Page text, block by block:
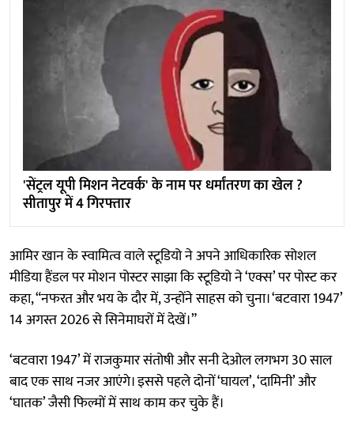
'सेंट्रल यूपी मिशन नेटवर्क' के नाम पर धर्मांतरण का खेल ?
सीतापुर में 4 गिरफ्तार
आमिर खान के स्वामित्व वाले स्टूडियो ने अपने आधिकारिक सोशल
मीडिया हैंडल पर मोशन पोस्टर साझा कि स्टूडियो ने ‘एक्स’ पर पोस्ट कर
कहा, “नफरत और भय के दौर में, उन्होंने साहस को चुना। ‘बटवारा 1947’
14 अगस्त 2026 से सिनेमाघरों में देखें।”
‘बटवारा 1947’ में राजकुमार संतोषी और सनी देओल लगभग 30 साल
बाद एक साथ नजर आएंगे। इससे पहले दोनों ‘घायल’, ‘दामिनी’ और
‘घातक’ जैसी फिल्मों में साथ काम कर चुके हैं।